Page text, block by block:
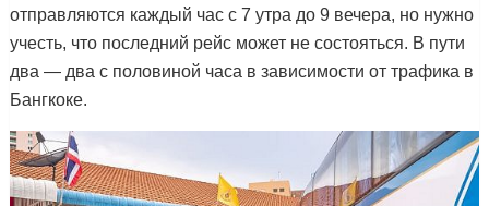
отправляются каждый час с 7 утра до 9 вечера, но нужно
учесть, что последний рейс может не состояться. В пути
два — два с половиной часа в зависимости от трафика в
Бангкоке.